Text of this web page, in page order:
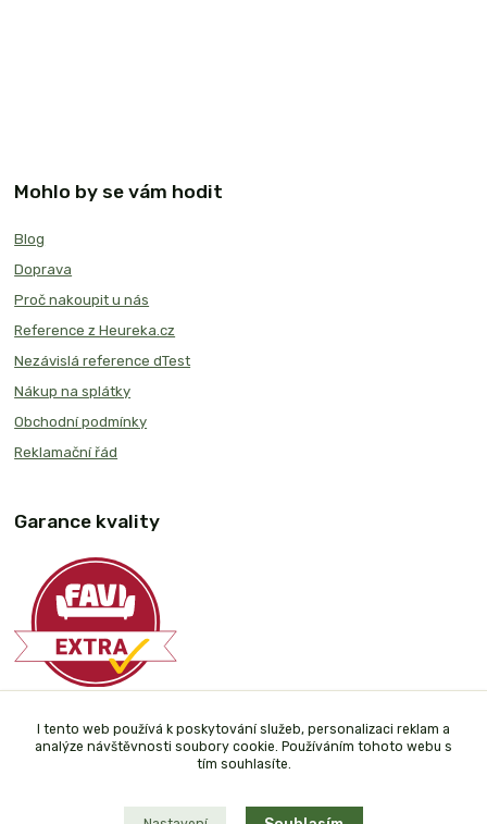
Mohlo by se vám hodit
Blog
Doprava
Proč nakoupit u nás
Reference z Heureka.cz
Nezávislá reference dTest
Nákup na splátky
Obchodní podmínky
Reklamační řád
Garance kvality
Plaťte u nás bezpečně
I tento web používá k poskytování služeb, personalizaci reklam a
analýze návštěvnosti soubory cookie. Používáním tohoto webu s
tím souhlasíte.